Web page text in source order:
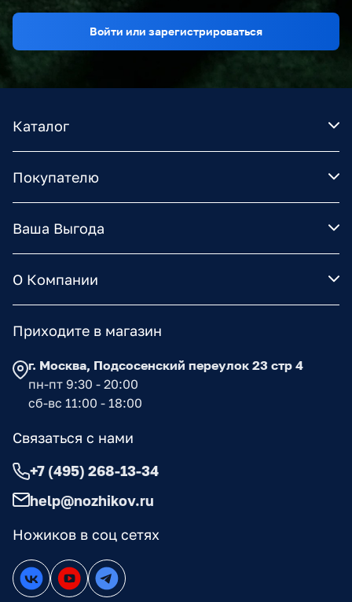
Войти или зарегистрироваться
Каталог
Покупателю
Ваша Выгода
О Компании
Ножиков в соц сетях
Приходите в магазин
г. Москва, Подсосенский переулок 23 стр 4
пн-пт 9:30 - 20:00
сб-вс 11:00 - 18:00
Связаться с нами
+7 (495) 268-13-34
help@nozhikov.ru